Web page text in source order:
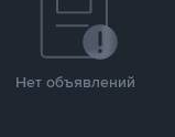
Нет объявлений